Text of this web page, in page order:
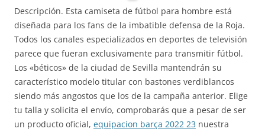
Descripción. Esta camiseta de fútbol para hombre está
diseñada para los fans de la imbatible defensa de la Roja.
Todos los canales especializados en deportes de televisión
parece que fueran exclusivamente para transmitir fútbol.
Los «béticos» de la ciudad de Sevilla mantendrán su
característico modelo titular con bastones verdiblancos
siendo más angostos que los de la campaña anterior. Elige
tu talla y solicita el envío, comprobarás que a pesar de ser
un producto oficial, equipacion barça 2022 23 nuestra